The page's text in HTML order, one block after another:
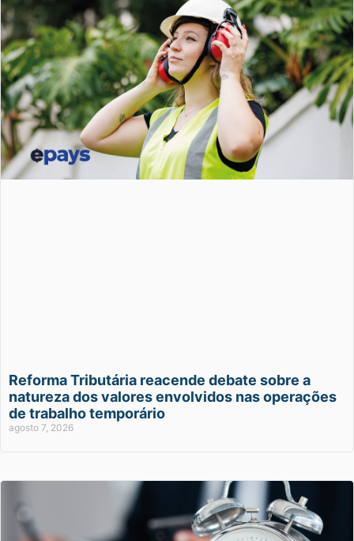
Reforma Tributária reacende debate sobre a
natureza dos valores envolvidos nas operações
de trabalho temporário
agosto 7, 2026